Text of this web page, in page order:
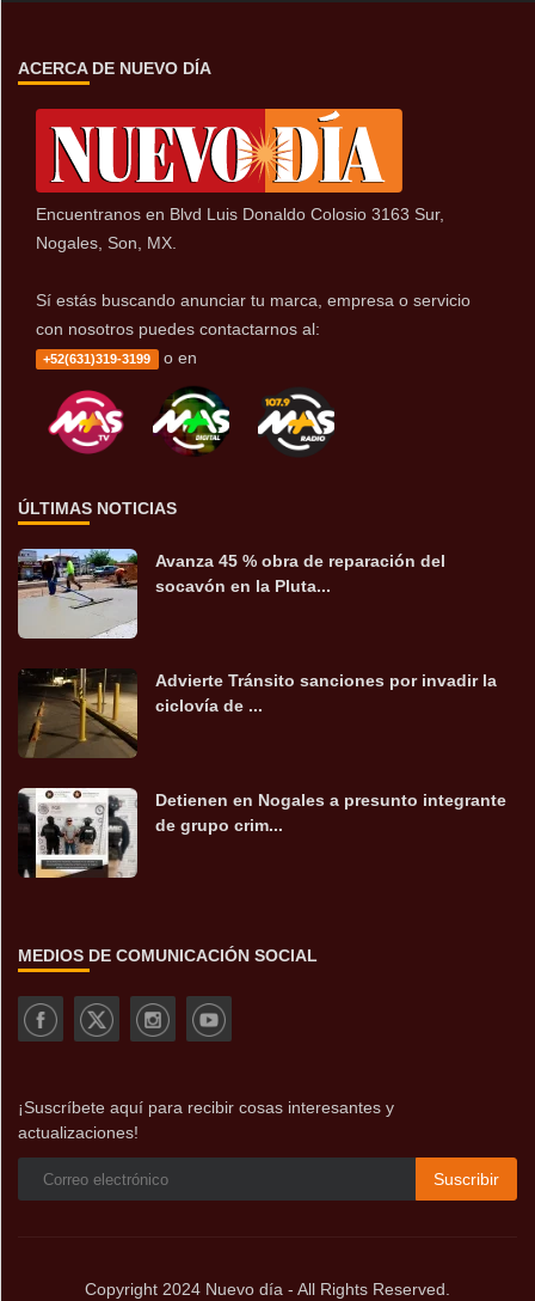
ACERCA DE NUEVO DÍA
Encuentranos en Blvd Luis Donaldo Colosio 3163 Sur,
Nogales, Son, MX.
Sí estás buscando anunciar tu marca, empresa o servicio
con nosotros puedes contactarnos al:
+52(631)319-3199 o en
ÚLTIMAS NOTICIAS
Avanza 45 % obra de reparación del
socavón en la Pluta...
Advierte Tránsito sanciones por invadir la
ciclovía de ...
Detienen en Nogales a presunto integrante
de grupo crim...
MEDIOS DE COMUNICACIÓN SOCIAL
¡Suscríbete aquí para recibir cosas interesantes y
actualizaciones!
Suscribir
Copyright 2024 Nuevo día - All Rights Reserved.